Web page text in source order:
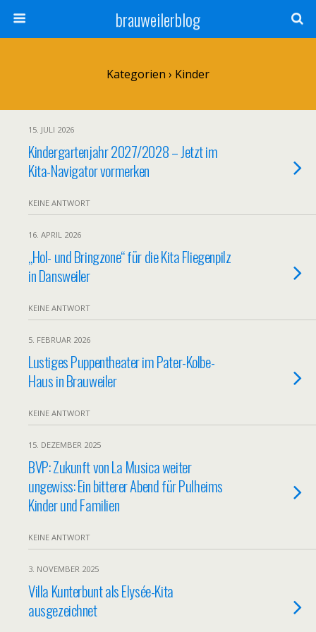
brauweilerblog
Kategorien › Kinder
15. JULI 2026
Kindergartenjahr 2027/2028 – Jetzt im
Kita-Navigator vormerken
KEINE ANTWORT
16. APRIL 2026
„Hol- und Bringzone“ für die Kita Fliegenpilz
in Dansweiler
KEINE ANTWORT
5. FEBRUAR 2026
Lustiges Puppentheater im Pater-Kolbe-
Haus in Brauweiler
KEINE ANTWORT
15. DEZEMBER 2025
BVP: Zukunft von La Musica weiter
ungewiss: Ein bitterer Abend für Pulheims
Kinder und Familien
KEINE ANTWORT
3. NOVEMBER 2025
Villa Kunterbunt als Elysée-Kita
ausgezeichnet